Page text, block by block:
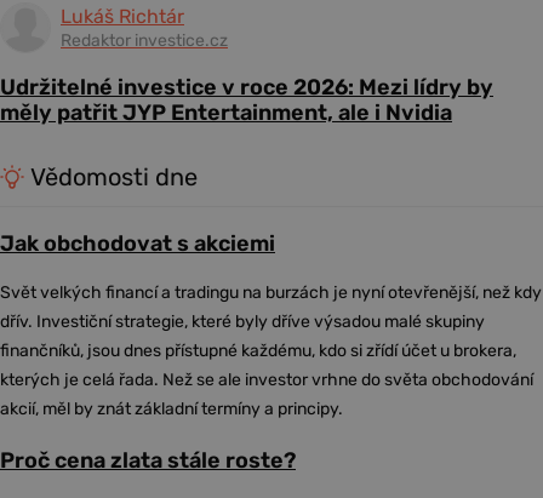
Lukáš Richtár
Redaktor investice.cz
Udržitelné investice v roce 2026: Mezi lídry by
měly patřit JYP Entertainment, ale i Nvidia
Vědomosti dne
Jak obchodovat s akciemi
Svět velkých financí a tradingu na burzách je nyní otevřenější, než kdy
dřív. Investiční strategie, které byly dříve výsadou malé skupiny
finančníků, jsou dnes přístupné každému, kdo si zřídí účet u brokera,
kterých je celá řada. Než se ale investor vrhne do světa obchodování
akcií, měl by znát základní termíny a principy.
Proč cena zlata stále roste?